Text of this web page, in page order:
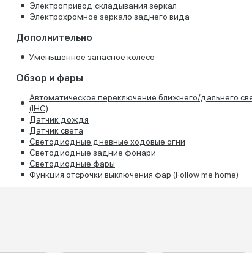
Электропривод складывания зеркал
Электрохромное зеркало заднего вида
Дополнительно
Уменьшенное запасное колесо
Обзор и фары
Автоматическое переключение ближнего/дальнего
(IHC)
Датчик дождя
Датчик света
Светодиодные дневные ходовые огни
Светодиодные задние фонари
Светодиодные фары
Функция отсрочки выключения фар (Follow me home)